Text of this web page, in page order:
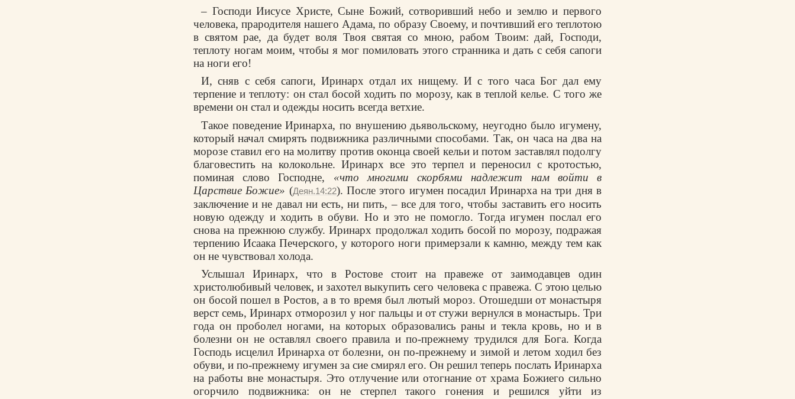
– Господи Иисусе Христе, Сыне Божий, сотворивший небо и землю и первого
человека, прародителя нашего Адама, по образу Своему, и почтивший его теплотою
в святом рае, да будет воля Твоя святая со мною, рабом Твоим: дай, Господи,
теплоту ногам моим, чтобы я мог помиловать этого странника и дать с себя сапоги
на ноги его!
И, сняв с себя сапоги, Иринарх отдал их нищему. И с того часа Бог дал ему
терпение и теплоту: он стал босой ходить по морозу, как в теплой келье. С того же
времени он стал и одежды носить всегда ветхие.
Такое поведение Иринарха, по внушению дьявольскому, неугодно было игумену,
который начал смирять подвижника различными способами. Так, он часа на два на
морозе ставил его на молитву против оконца своей кельи и потом заставлял подолгу
благовестить на колокольне. Иринарх все это терпел и переносил с кротостью,
поминая слово Господне, «что многими скорбями надлежит нам войти в
Царствие Божие» (Деян.14:22). После этого игумен посадил Иринарха на три дня в
заключение и не давал ни есть, ни пить, – все для того, чтобы заставить его носить
новую одежду и ходить в обуви. Но и это не помогло. Тогда игумен послал его
снова на прежнюю службу. Иринарх продолжал ходить босой по морозу, подражая
терпению Исаака Печерского, у которого ноги примерзали к камню, между тем как
он не чувствовал холода.
Услышал Иринарх, что в Ростове стоит на правеже от заимодавцев один
христолюбивый человек, и захотел выкупить сего человека с правежа. С этою целью
он босой пошел в Ростов, а в то время был лютый мороз. Отошедши от монастыря
верст семь, Иринарх отморозил у ног пальцы и от стужи вернулся в монастырь. Три
года он проболел ногами, на которых образовались раны и текла кровь, но и в
болезни он не оставлял своего правила и по-прежнему трудился для Бога. Когда
Господь исцелил Иринарха от болезни, он по-прежнему и зимой и летом ходил без
обуви, и по-прежнему игумен за сие смирял его. Он решил теперь послать Иринарха
на работы вне монастыря. Это отлучение или отогнание от храма Божиего сильно
огорчило подвижника: он не стерпел такого гонения и решился уйти из